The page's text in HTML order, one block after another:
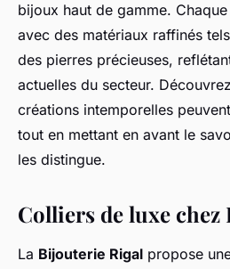
bijoux haut de gamme.
avec des matériaux raffinés
des pierres précieuses,
actuelles du secteur.
créations intemporelles
tout en mettant en avant le
les distingue.
Colliers de luxe
La Bijouterie Rigal propose